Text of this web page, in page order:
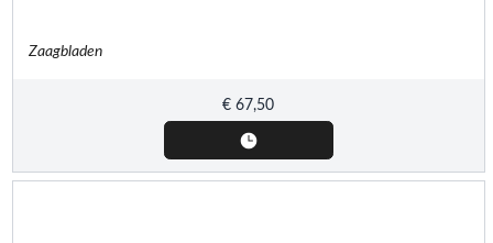
Zaagbladen
€ 67,50